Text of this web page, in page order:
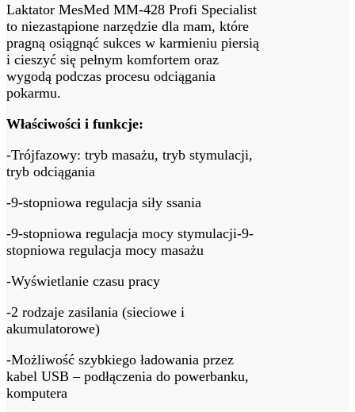
Laktator MesMed MM-428 Profi Specialist
to niezastąpione narzędzie dla mam, które
pragną osiągnąć sukces w karmieniu piersią
i cieszyć się pełnym komfortem oraz
wygodą podczas procesu odciągania
pokarmu.
Właściwości i funkcje:
-Trójfazowy: tryb masażu, tryb stymulacji,
tryb odciągania
-9-stopniowa regulacja siły ssania
-9-stopniowa regulacja mocy stymulacji-9-
stopniowa regulacja mocy masażu
-Wyświetlanie czasu pracy
-2 rodzaje zasilania (sieciowe i
akumulatorowe)
-Możliwość szybkiego ładowania przez
kabel USB – podłączenia do powerbanku,
komputera